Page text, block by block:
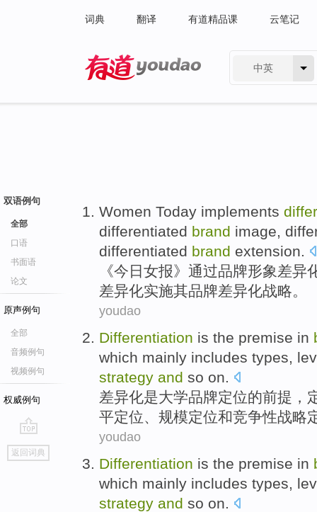
词典 翻译 有道精品课 云笔记
中英
双语例句
全部
口语
书面语
论文
原声例句
全部
音频例句
视频例句
权威例句
go
top
返回词典
Women Today implements
differentiated brand image,
differentiated brand extension.
《今日 女报》 通过品牌形象差异
差异化实施其品牌差异化战略。
youdao
Differentiation is the premise in
which mainly includes types,
strategy and so on.
差异化是大学品牌定位的前提 ，
平定位、 规模定位和竞争性战略
youdao
Differentiation is the premise in
which mainly includes types
strategy and so on